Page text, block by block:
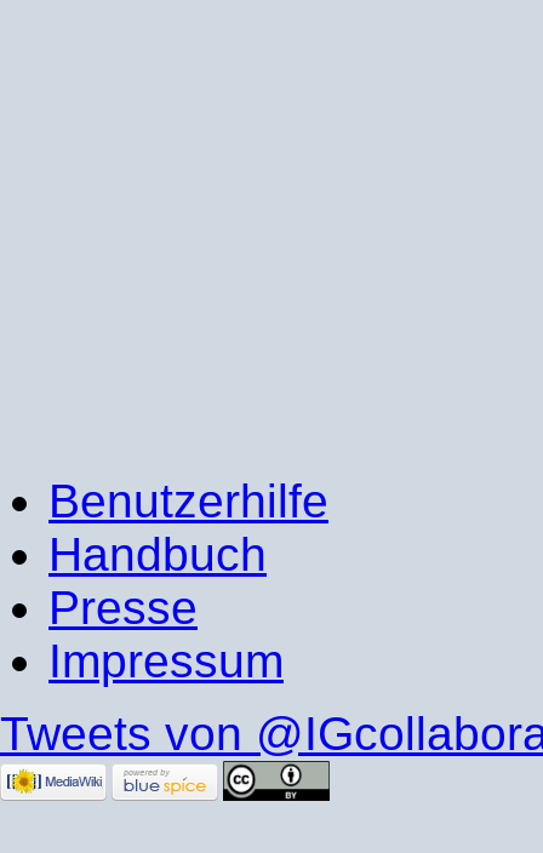
Benutzerhilfe
Handbuch
Presse
Impressum
Tweets von